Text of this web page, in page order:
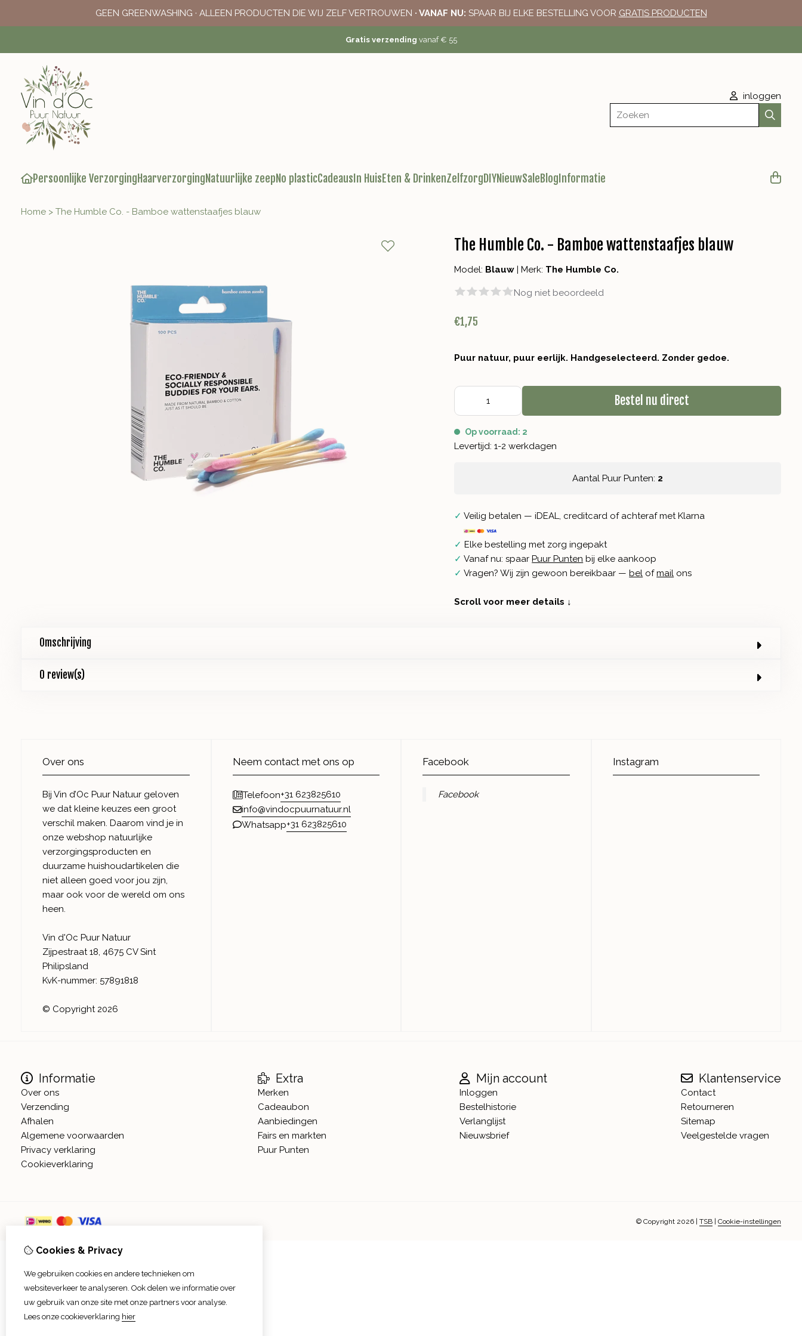
GEEN GREENWASHING · ALLEEN PRODUCTEN DIE WIJ ZELF VERTROUWEN · VANAF NU: SPAAR BIJ ELKE BESTELLING VOOR GRATIS PRODUCTEN
Gratis verzending vanaf € 55
inloggen
Zoeken
Persoonlijke VerzorgingHaarverzorgingNatuurlijke zeepNo plasticCadeaus In HuisEten & DrinkenZelfzorgDIYNieuwSaleBlog Informatie
Home > The Humble Co. - Bamboe wattenstaafjes blauw
The Humble Co. - Bamboe wattenstaafjes blauw
Model: Blauw Merk: The Humble Co.
Nog niet beoordeeld
€1,75
Puur natuur, puur eerlijk. Handgeselecteerd. Zonder gedoe.
Bestel nu direct
Op voorraad: 2
Levertijd: 1-2 werkdagen
Aantal Puur Punten: 2
✓ Veilig betalen — iDEAL, creditcard of achteraf met Klarna
✓ Elke bestelling met zorg ingepakt
✓ Vanaf nu: spaar Puur Punten bij elke aankoop
✓ Vragen? Wij zijn gewoon bereikbaar — bel ofmail ons
Scroll voor meer details ↓
Omschrijving
0 review(s)
Over ons
Bij Vin d’Oc Puur Natuur geloven
we dat kleine keuzes een groot
verschil maken. Daarom vind je in
onze webshop natuurlijke
verzorgingsproducten en
duurzame huishoudartikelen die
niet alleen goed voor jou zijn,
maar ook voor de wereld om ons
heen.
Vin d'Oc Puur Natuur
Zijpestraat 18, 4675 CV Sint
Philipsland
KvK-nummer: 57891818
© Copyright 2026
Neem contact met ons op
Telefoon+31 623825610
info@vindocpuurnatuur.nl
Whatsapp+31 623825610
Facebook
Facebook
Instagram
Informatie
Over ons
Verzending
Afhalen
Algemene voorwaarden
Privacy verklaring
Cookieverklaring
Extra
Merken
Cadeaubon
Aanbiedingen
Fairs en markten
Puur Punten
Mijn account
Inloggen
Bestelhistorie
Verlanglijst
Nieuwsbrief
Klantenservice
Contact
Retourneren
Sitemap
Veelgestelde vragen
© Copyright 2026 | TSB | Cookie-instellingen
Cookies & Privacy
We gebruiken cookies en andere technieken om
websiteverkeer te analyseren. Ook delen we informatie over
uw gebruik van onze site met onze partners voor analyse.
Lees onze cookieverklaring hier